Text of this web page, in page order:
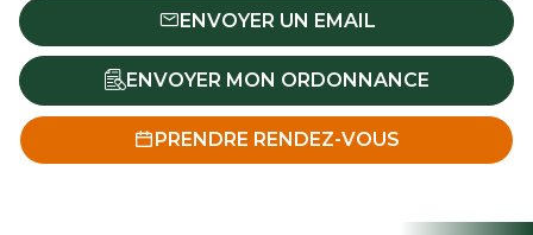
ENVOYER UN EMAIL
ENVOYER MON ORDONNANCE
PRENDRE RENDEZ-VOUS